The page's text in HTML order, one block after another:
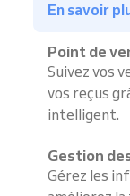
En savoir
Point de
Suivez vos
vos reçus
intelligent.
Gestion
Gérez les